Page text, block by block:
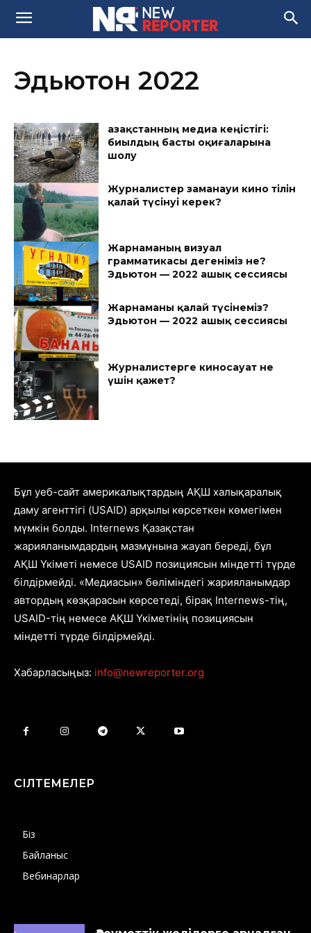
Эдьютон 2022
Қазақстанның медиа кеңістігі:
биылдың басты оқиғаларына
шолу
Журналистер заманауи кино тілін
қалай түсінуі керек?
Жарнаманың визуал
грамматикасы дегеніміз не?
Эдьютон — 2022 ашық сессиясы
Жарнаманы қалай түсінеміз?
Эдьютон — 2022 ашық сессиясы
Журналистерге киносауат не
үшін қажет?
Бұл уеб-сайт америкалықтардың АҚШ халықаралық
даму агенттігі (USAID) арқылы көрсеткен көмегімен
мүмкін болды. Internews Қазақстан
жарияланымдардың мазмұнына жауап береді, бұл
АҚШ Үкіметі немесе USAID позициясын міндетті түрде
білдірмейді. «Медиасын» бөліміндегі жарияланымдар
автордың көзқарасын көрсетеді, бірақ Internews-тің,
USAID-тің немесе АҚШ Үкіметінің позициясын
міндетті түрде білдірмейді.
Хабарласыңыз: info@newreporter.org
СІЛТЕМЕЛЕР
Біз
Байланыс
Вебинарлар